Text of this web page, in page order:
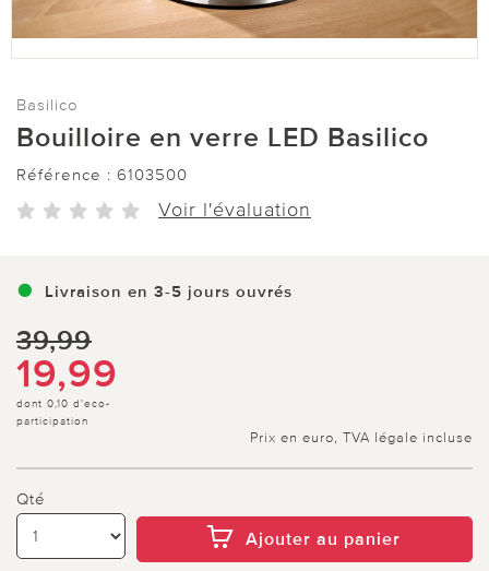
Basilico
Bouilloire en verre LED Basilico
Référence : 6103500
Voir l'évaluation
Livraison en 3-5 jours ouvrés
39,99
19,99
dont 0,10 d'eco-
participation
Prix en euro, TVA légale incluse
Qté
Ajouter au panier